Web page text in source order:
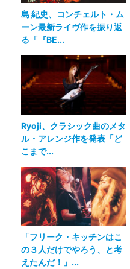
島 紀史、コンチェルト・ム
ーン最新ライヴ作を振り返
る「『BE...
Ryoji、クラシック曲のメタ
ル・アレンジ作を発表「ど
こまで...
「フリーク・キッチンはこ
の３人だけでやろう、と考
えたんだ！」...